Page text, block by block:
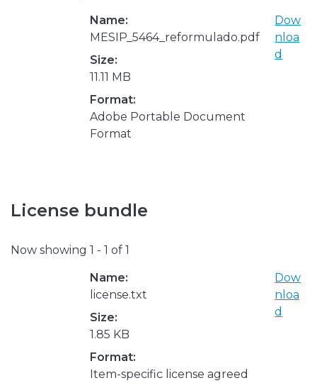
Name:
MESIP_5464_reformulado.pdf
Size:
11.11 MB
Format:
Adobe Portable Document
Format
Dow
nloa
d
License bundle
Now showing 1 - 1 of 1
Name:
license.txt
Size:
1.85 KB
Format:
Item-specific license agreed
Dow
nloa
d